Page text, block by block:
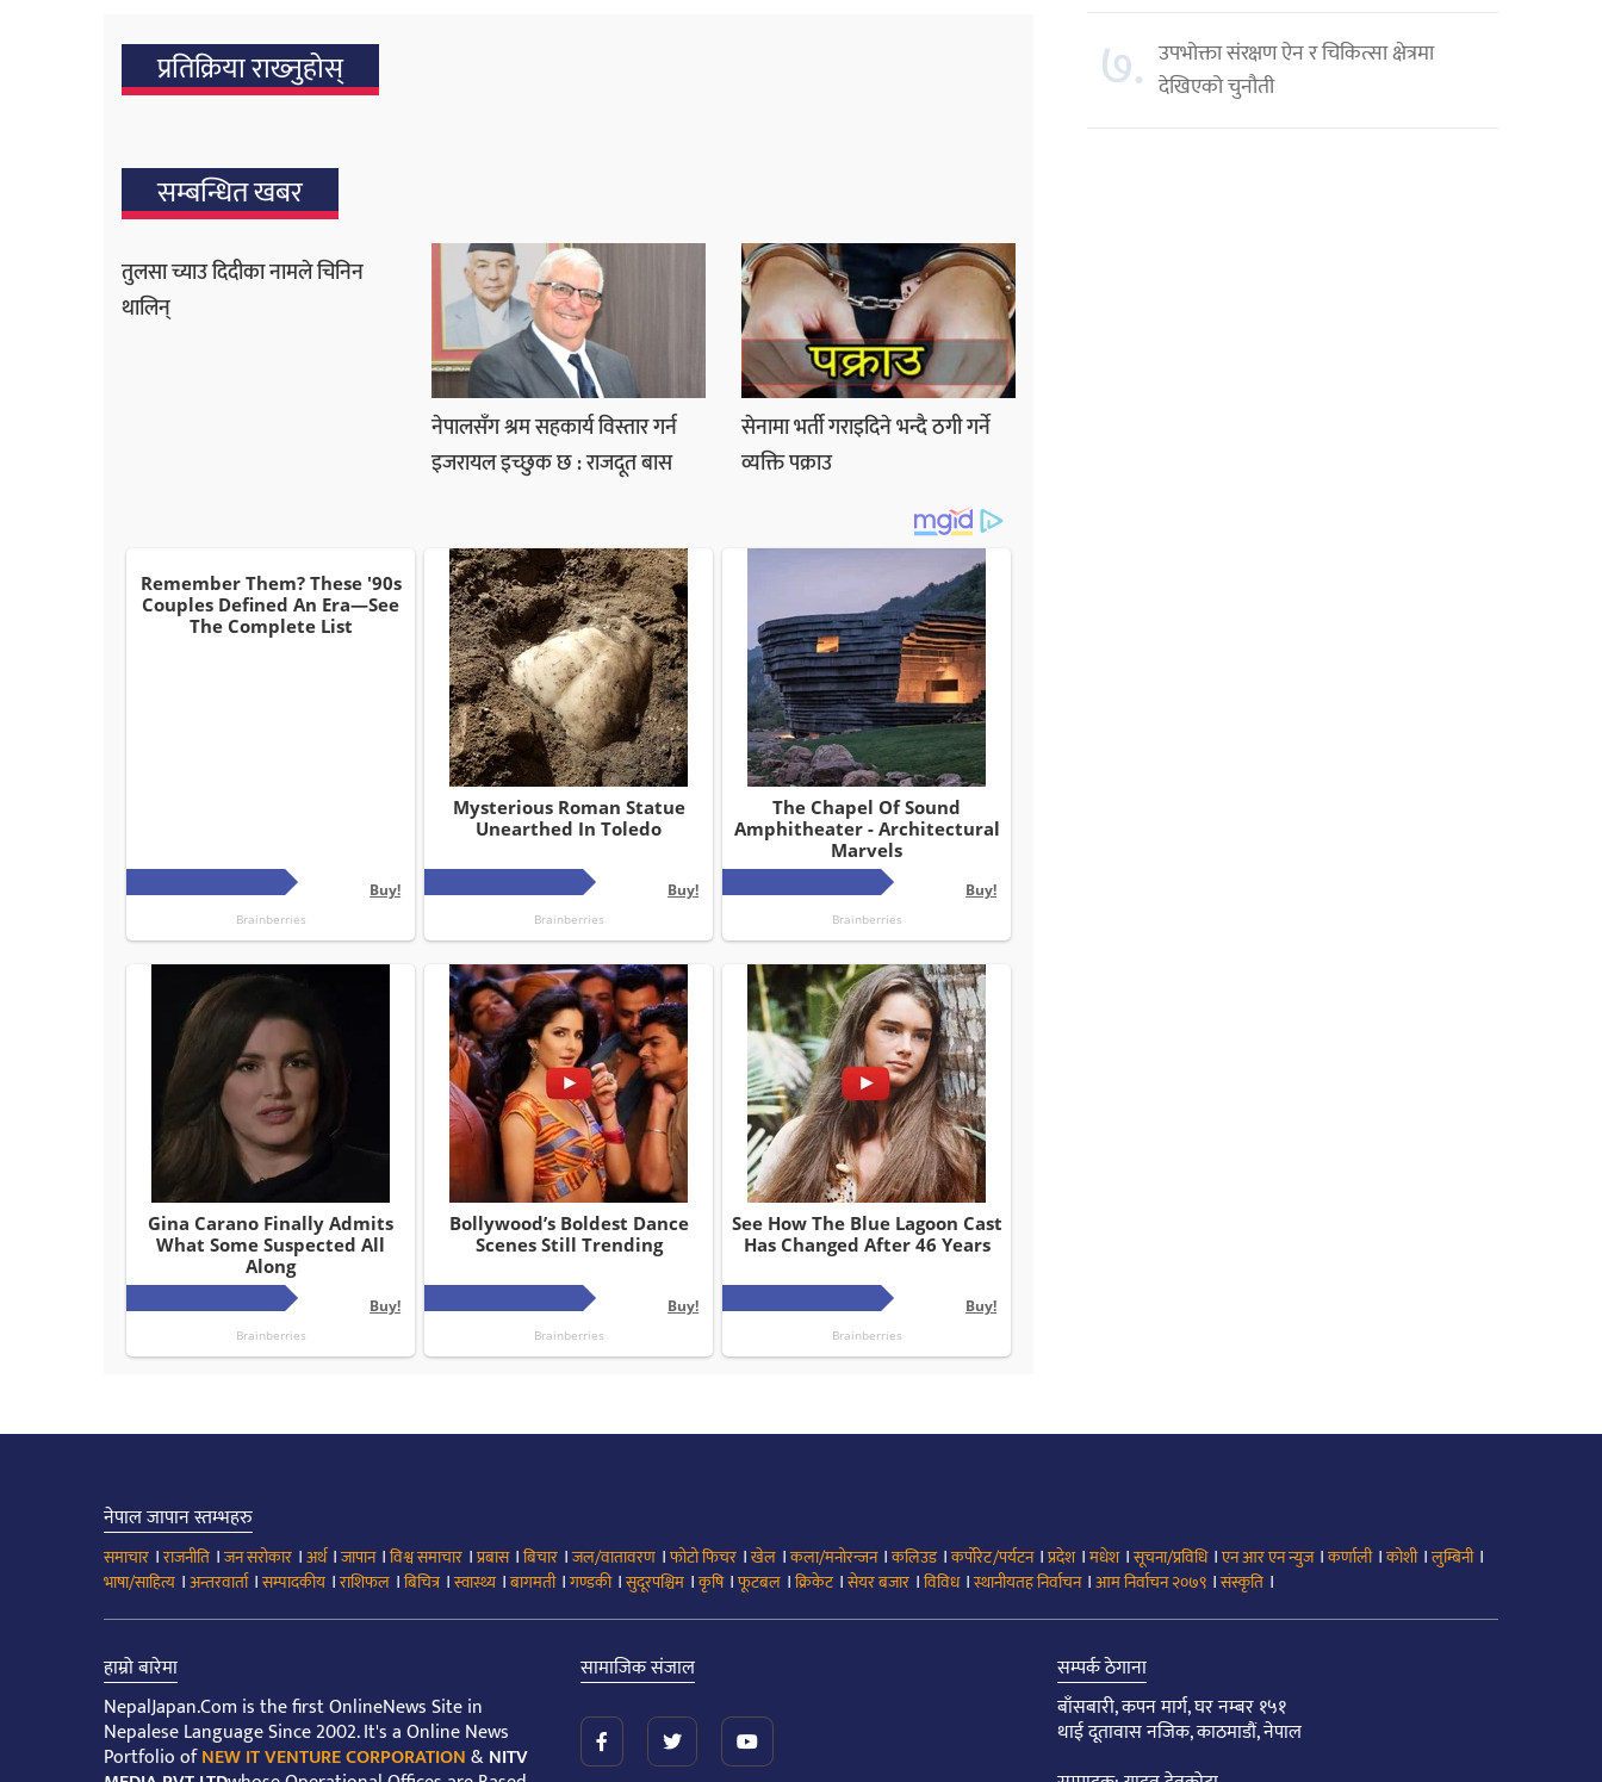
प्रतिक्रिया राख्‍नुहोस्
सम्बन्धित खबर
तुलसा च्याउ दिदीका नामले चिनिन
थालिन्
नेपालसँग श्रम सहकार्य विस्तार गर्न
इजरायल इच्छुक छ : राजदूत बास
सेनामा भर्ती गराइदिने भन्दै ठगी गर्ने
व्यक्ति पक्राउ
७. उपभोक्ता संरक्षण ऐन र चिकित्सा क्षेत्रमा
देखिएको चुनौती
नेपाल जापान स्तम्भहरु
समाचार ।राजनीति ।जन सरोकार ।अर्थ।जापान।विश्व समाचार ।प्रबास।बिचार ।जल/वातावरण ।फोटो फिचर ।खेल ।कला/मनोरन्जन।कलिउड।कर्पोरेट/पर्यटन।प्रदेश।मधेश।सूचना/प्रविधि।एन आर एन न्युज।कर्णाली।कोशी।लुम्बिनी।
भाषा/साहित्य ।अन्तरवार्ता।सम्पादकीय ।राशिफल ।बिचित्र।स्वास्थ्य ।बागमती।गण्डकी।सुदूरपश्चिम ।कृषि।फूटबल ।क्रिकेट।सेयर बजार ।विविध।स्थानीयतह निर्वाचन।आम निर्वाचन २०७९ ।संस्कृति ।
हाम्रो बारेमा
NepalJapan.Com is the first OnlineNews Site in
Nepalese Language Since 2002. It's a Online News
Portfolio ofNEW IT VENTURE CORPORATION&NITV
सामाजिक संजाल
सम्पर्क ठेगाना
बाँसबारी, कपन मार्ग, घर नम्बर १५१
थाई दूतावास नजिक, काठमाडौं, नेपाल